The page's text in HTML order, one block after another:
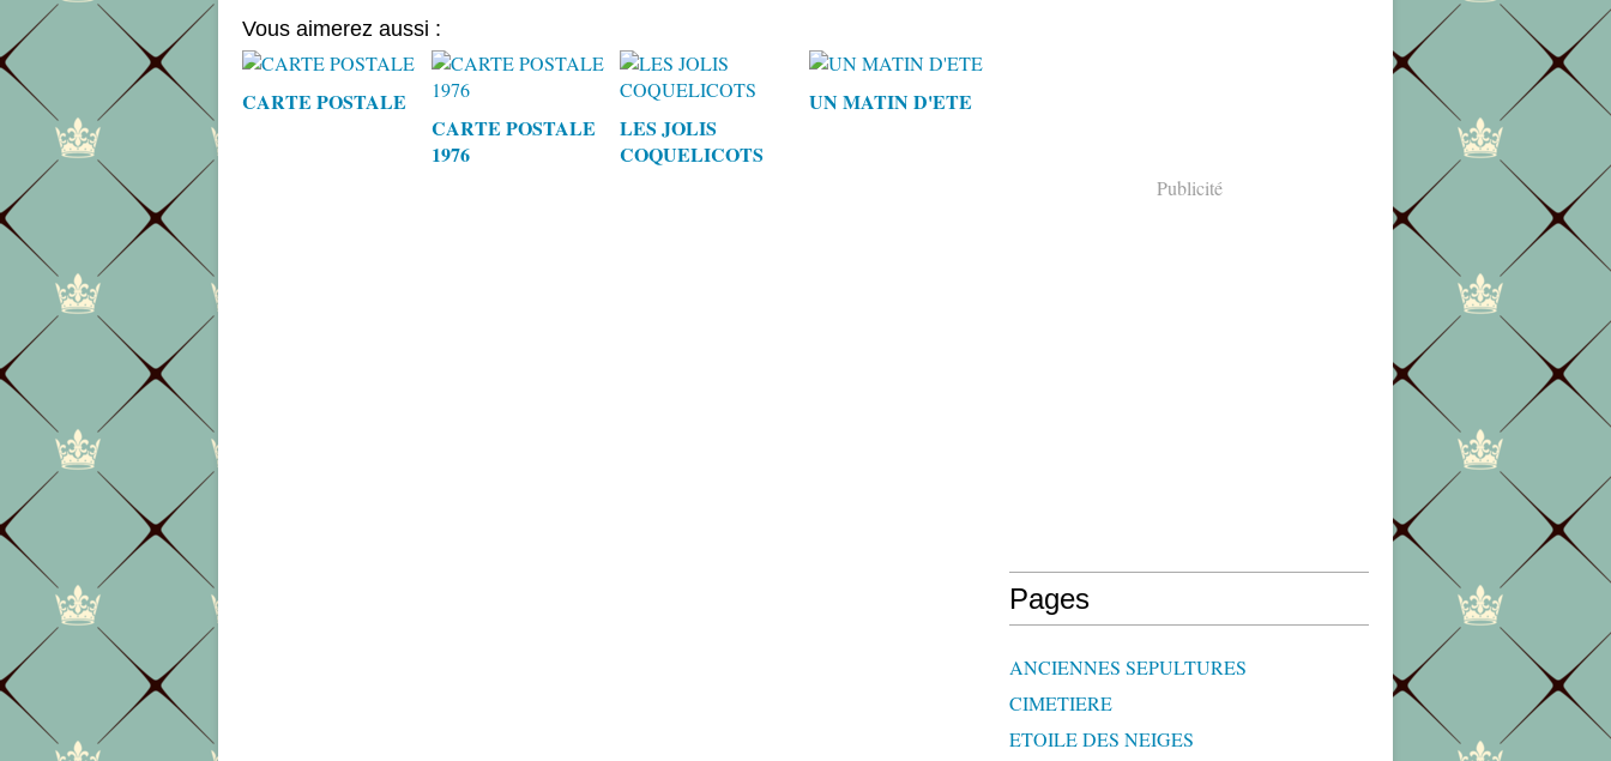
Vous aimerez aussi :
CARTE POSTALE
CARTE POSTALE
1976
LES JOLIS
COQUELICOTS
UN MATIN D'ETE
Publicité
Pages
ANCIENNES SEPULTURES
CIMETIERE
ETOILE DES NEIGES